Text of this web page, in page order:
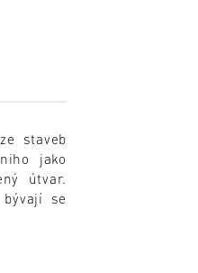
staveb
jako
útvar.
se